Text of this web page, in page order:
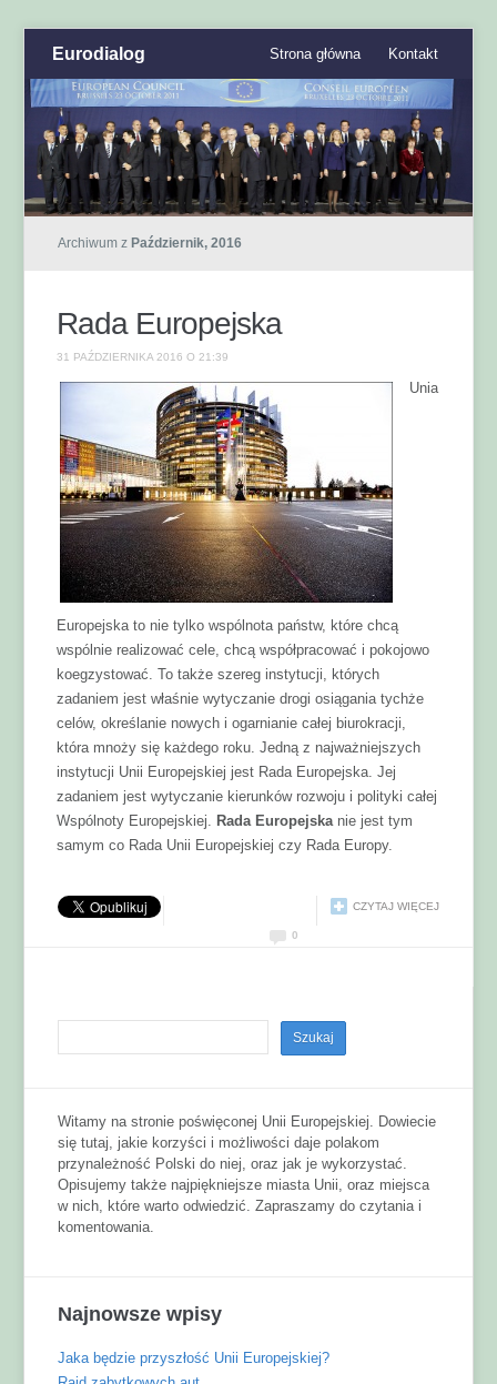
Eurodialog Strona główna Kontakt
Archiwum z Październik, 2016
Rada Europejska
31 PAŹDZIERNIKA 2016 O 21:39
Unia
Europejska to nie tylko wspólnota państw, które chcą
wspólnie realizować cele, chcą współpracować i pokojowo
koegzystować. To także szereg instytucji, których
zadaniem jest właśnie wytyczanie drogi osiągania tychże
celów, określanie nowych i ogarnianie całej biurokracji,
która mnoży się każdego roku. Jedną z najważniejszych
instytucji Unii Europejskiej jest Rada Europejska. Jej
zadaniem jest wytyczanie kierunków rozwoju i polityki całej
Wspólnoty Europejskiej.
Rada Europejska nie jest tym
samym co Rada Unii Europejskiej czy Rada Europy.
CZYTAJ WIĘCEJ
0
Witamy na stronie poświęconej Unii Europejskiej. Dowiecie
się tutaj, jakie korzyści i możliwości daje polakom
przynależność Polski do niej, oraz jak je wykorzystać.
Opisujemy także najpiękniejsze miasta Unii, oraz miejsca
w nich, które warto odwiedzić. Zapraszamy do czytania i
komentowania.
Najnowsze wpisy
Jaka będzie przyszłość Unii Europejskiej?